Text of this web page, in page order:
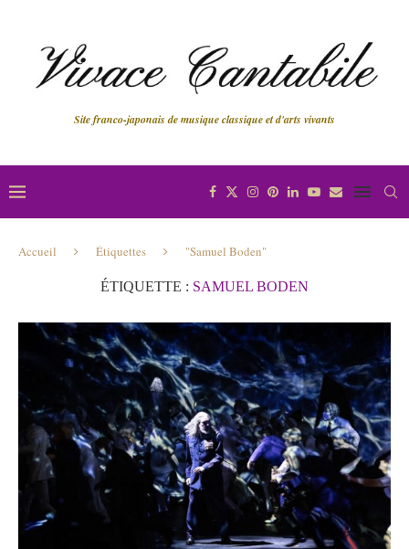
Site franco-japonais de musique classique et d'arts vivants
Accueil Étiquettes "Samuel Boden"
ÉTIQUETTE : SAMUEL BODEN